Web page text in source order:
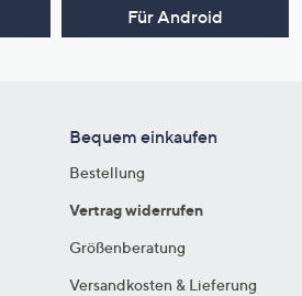
Für Android
Bequem einkaufen
Bestellung
Vertrag widerrufen
Größenberatung
Versandkosten & Lieferung